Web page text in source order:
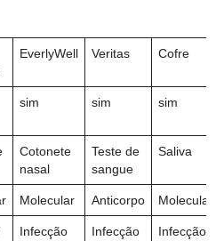
EverlyWell Veritas Cofre
sim sim sim
Cotonete
nasal
Teste de
sangue
Saliva
Molecular Anticorpo Molecular
Infecção
Infecção
Infecção